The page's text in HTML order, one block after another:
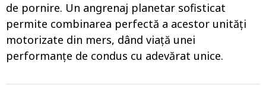
de pornire. Un angrenaj planetar sofisticat
permite combinarea perfectă a acestor unități
motorizate din mers, dând viață unei
performanțe de condus cu adevărat unice.